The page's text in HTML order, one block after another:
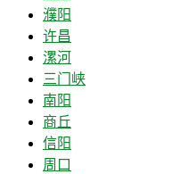
濮阳
许昌
漯河
三门峡
南阳
商丘
信阳
周口